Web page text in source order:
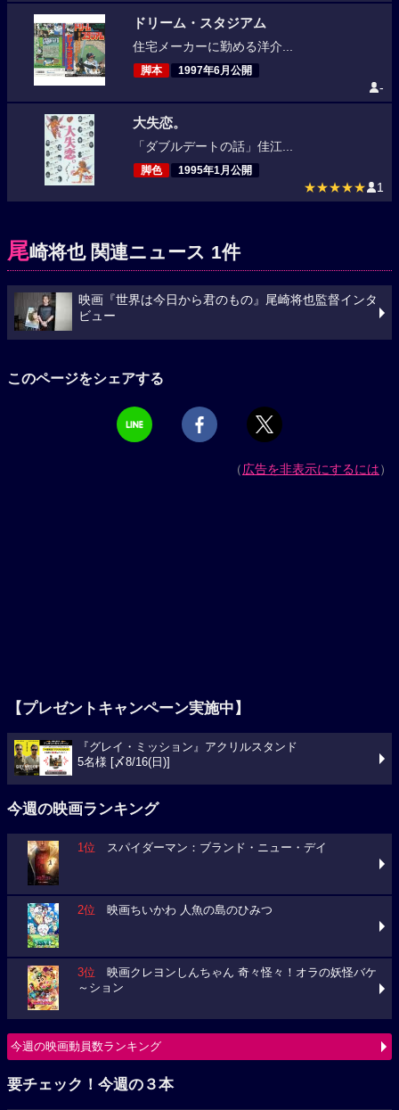
ドリーム・スタジアム
住宅メーカーに勤める洋介...
脚本 1997年6月公開
-
大失恋。
「ダブルデートの話」佳江...
脚色 1995年1月公開
★★★★★ 1
尾崎将也 関連ニュース 1件
映画『世界は今日から君のもの』尾崎将也監督インタ
ビュー
このページをシェアする
（広告を非表示にするには）
【プレゼントキャンペーン実施中】
『グレイ・ミッション』アクリルスタンド
5名様 [〆8/16(日)]
今週の映画ランキング
1位 スパイダーマン：ブランド・ニュー・デイ
2位 映画ちいかわ 人魚の島のひみつ
3位 映画クレヨンしんちゃん 奇々怪々！オラの妖怪バケ
～ション
今週の映画動員数ランキング
要チェック！今週の３本